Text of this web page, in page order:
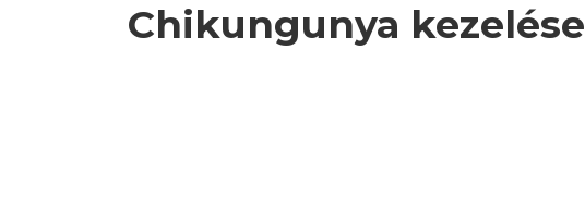
Chikungunya kezelése